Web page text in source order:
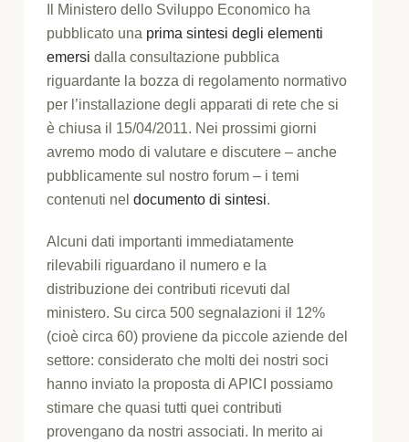
Il Ministero dello Sviluppo Economico ha
pubblicato una prima sintesi degli elementi
emersidalla consultazione pubblica
riguardante la bozza di regolamento normativo
per l’installazione degli apparati di rete che si
è chiusa il 15/04/2011. Nei prossimi giorni
avremo modo di valutare e discutere – anche
pubblicamente sul nostro forum – i temi
contenuti neldocumento di sintesi.
Alcuni dati importanti immediatamente
rilevabili riguardano il numero e la
distribuzione dei contributi ricevuti dal
ministero. Su circa 500 segnalazioni il 12%
(cioè circa 60) proviene da piccole aziende del
settore: considerato che molti dei nostri soci
hanno inviato la proposta di APICI possiamo
stimare che quasi tutti quei contributi
provengano da nostri associati. In merito ai